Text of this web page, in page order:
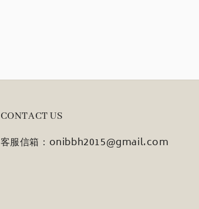
CONTACT US
客服信箱：onibbh2015@gmail.com